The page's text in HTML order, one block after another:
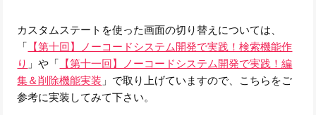
カスタムステートを使った画面の切り替えについては、
「 【第十回】ノーコードシステム開発で実践！検索機能作
り 」や「 【第十一回】ノーコードシステム開発で実践！編
集＆削除機能実装 」で取り上げていますので、こちらをご
参考に実装してみて下さい。